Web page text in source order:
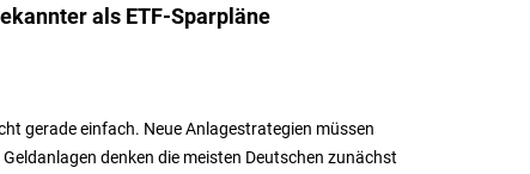
als ETF-Sparpläne
gerade einfach. Neue Anlagestrategien müssen
denken die meisten Deutschen zunächst